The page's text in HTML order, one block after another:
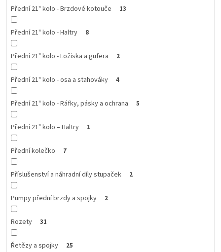
Přední 21" kolo - Brzdové kotouče 13
Přední 21" kolo - Haltry 8
Přední 21" kolo - Ložiska a gufera 2
Přední 21" kolo - osa a stahováky 4
Přední 21" kolo - Ráfky, pásky a ochrana 5
Přední 21" kolo – Haltry 1
Přední kolečko 7
Příslušenství a náhradní díly stupaček 2
Pumpy přední brzdy a spojky 2
Rozety 31
Řetězy a spojky 25